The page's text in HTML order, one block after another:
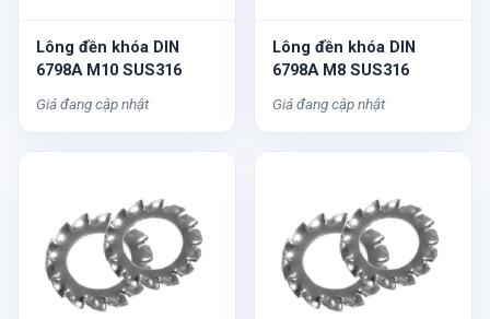
Lông đền khóa DIN
6798A M10 SUS316
Giá đang cập nhật
Lông đền khóa DIN
6798A M8 SUS316
Giá đang cập nhật